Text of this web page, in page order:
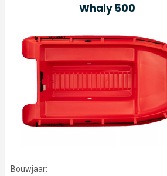
Whaly 500
Bouwjaar: